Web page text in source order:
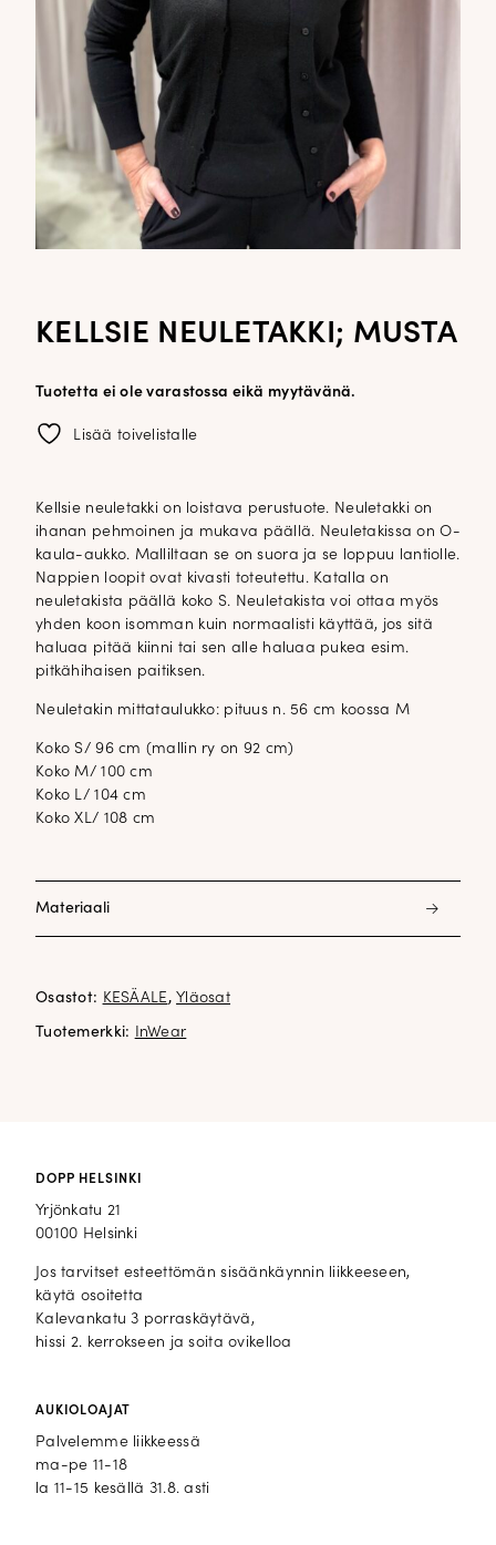
KELLSIE NEULETAKKI; MUSTA
Tuotetta ei ole varastossa eikä myytävänä.
Lisää toivelistalle
Kellsie neuletakki on loistava perustuote. Neuletakki on
ihanan pehmoinen ja mukava päällä. Neuletakissa on O-
kaula-aukko. Malliltaan se on suora ja se loppuu lantiolle.
Nappien loopit ovat kivasti toteutettu. Katalla on
neuletakista päällä koko S. Neuletakista voi ottaa myös
yhden koon isomman kuin normaalisti käyttää, jos sitä
haluaa pitää kiinni tai sen alle haluaa pukea esim.
pitkähihaisen paitiksen.
Neuletakin mittataulukko: pituus n. 56 cm koossa M
Koko S/ 96 cm (mallin ry on 92 cm)
Koko M/ 100 cm
Koko L/ 104 cm
Koko XL/ 108 cm
Materiaali
Osastot: KESÄALE ,Yläosat
Tuotemerkki: InWear
DOPP HELSINKI
Yrjönkatu 21
00100 Helsinki
Jos tarvitset esteettömän sisäänkäynnin liikkeeseen,
käytä osoitetta
Kalevankatu 3 porraskäytävä,
hissi 2. kerrokseen ja soita ovikelloa
AUKIOLOAJAT
Palvelemme liikkeessä
ma-pe 11-18
la 11-15 kesällä 31.8. asti